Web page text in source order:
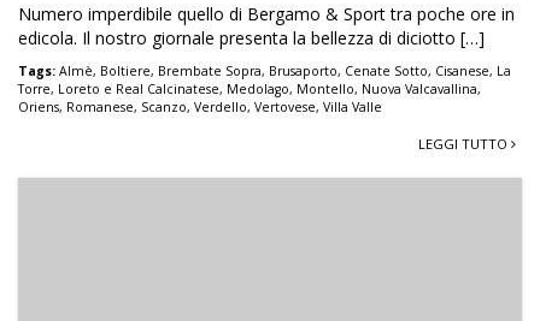
Numero imperdibile quello di Bergamo & Sport tra poche ore in
edicola. Il nostro giornale presenta la bellezza di diciotto […]
Tags: Almè, Boltiere, Brembate Sopra, Brusaporto, Cenate Sotto, Cisanese, La
Torre, Loreto e Real Calcinatese, Medolago, Montello, Nuova Valcavallina,
Oriens, Romanese, Scanzo, Verdello, Vertovese, Villa Valle
LEGGI TUTTO